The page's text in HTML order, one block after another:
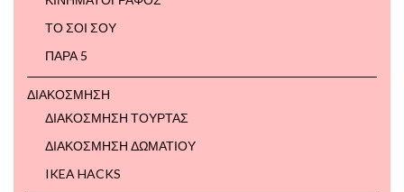
ΤΟ ΣΟΙ ΣΟΥ
ΠΑΡΑ 5
ΔΙΑΚΟΣΜΗΣΗ
ΔΙΑΚΟΣΜΗΣΗ ΤΟΥΡΤΑΣ
ΔΙΑΚΟΣΜΗΣΗ ΔΩΜΑΤΙΟΥ
IKEA HACKS